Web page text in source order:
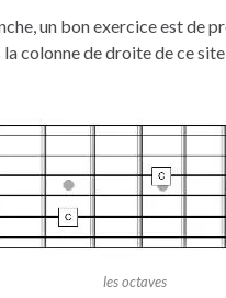
un bon exercice est de
colonne de droite de ce
les octaves